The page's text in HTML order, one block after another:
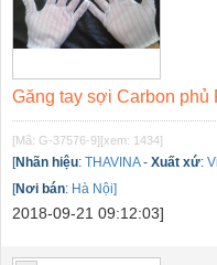
Găng tay sợi Carbon phủ
[Mã: G-37576-9] [xem: 1434]
[Nhãn hiệu: THAVINA- Xuất xứ:
[Nơi bán: Hà Nội]
2018-09-21 09:12:03]